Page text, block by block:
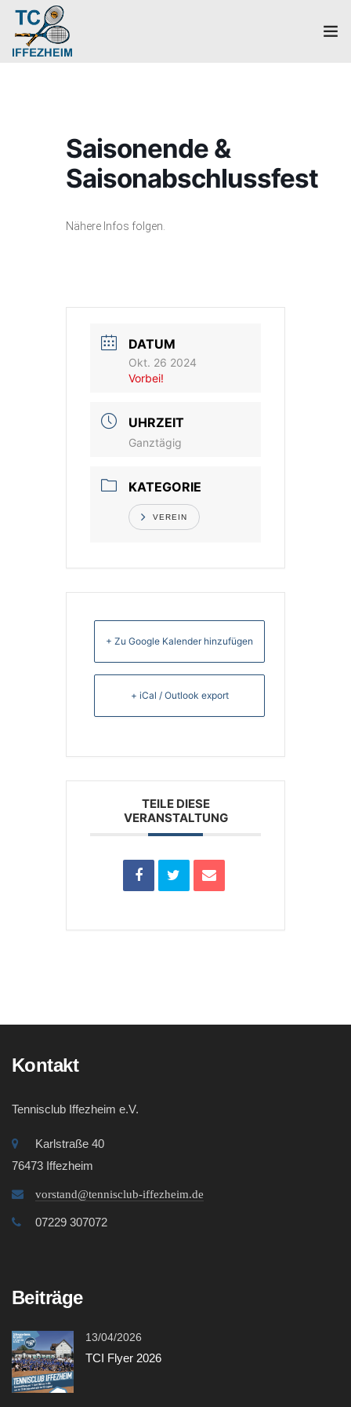
Platzbuchung
Saisonende &
Saisonabschlussfest
Nähere Infos folgen.
DATUM
Okt. 26 2024
Vorbei!
UHRZEIT
Ganztägig
KATEGORIE
VEREIN
+ Zu Google Kalender hinzufügen
+ iCal / Outlook export
TEILE DIESE
VERANSTALTUNG
Kontakt
Tennisclub Iffezheim e.V.
Karlstraße 40
76473 Iffezheim
vorstand@tennisclub-iffezheim.de
07229 307072
Beiträge
13/04/2026
TCI Flyer 2026